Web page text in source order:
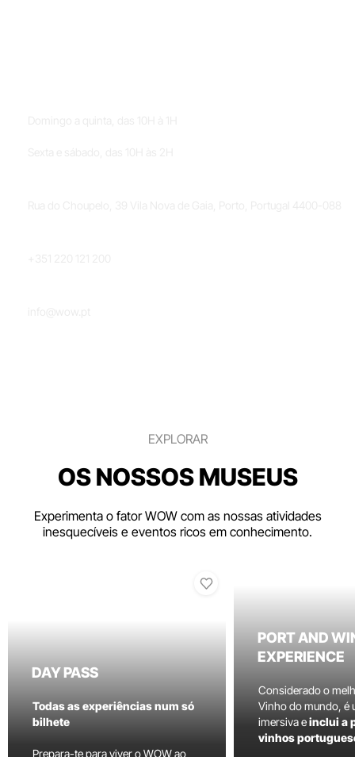
EXPLORAR
OS NOSSOS MUSEUS
Experimenta o fator WOW com as nossas atividades
inesquecíveis e eventos ricos em conhecimento.
DAY PASS
Todas as experiências num só
bilhete
Prepara-te para viver o WOW ao
PORT AND
EXPERIENCE
Considerado o
Vinho do mundo, é
imersiva einclui a
vinhos